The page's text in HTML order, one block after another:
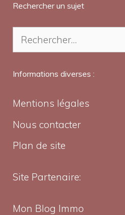
Rechercher un sujet
Rechercher :
Informations diverses :
Mentions légales
Nous contacter
Plan de site
Site Partenaire:
Mon Blog Immo